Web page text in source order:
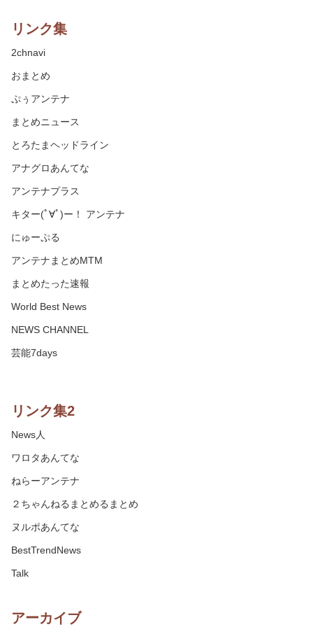
リンク集
2chnavi
おまとめ
ぷぅアンテナ
まとめニュース
とろたまヘッドライン
アナグロあんてな
アンテナプラス
キター(ﾟ∀ﾟ)ー！ アンテナ
にゅーぷる
アンテナまとめMTM
まとめたった速報
World Best News
NEWS CHANNEL
芸能7days
リンク集2
News人
ワロタあんてな
ねらーアンテナ
２ちゃんねるまとめるまとめ
ヌルポあんてな
BestTrendNews
Talk
アーカイブ